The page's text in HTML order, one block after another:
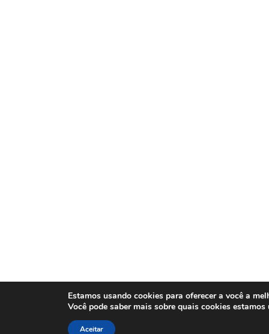
Estamos usando cookies para oferecer a você a
Você pode saber mais sobre quais cookies
Aceitar